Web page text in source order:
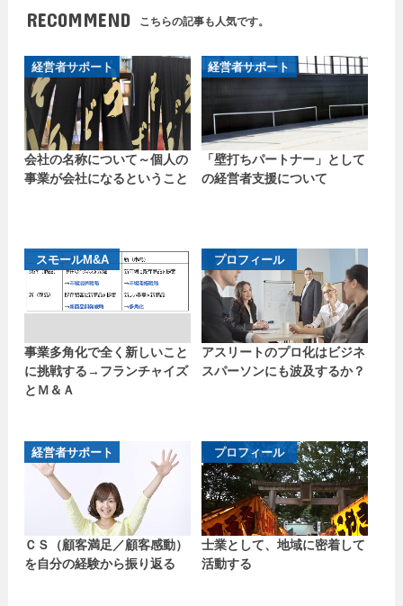
RECOMMEND こちらの記事も人気です。
経営者サポート
会社の名称について～個人の
事業が会社になるということ
経営者サポート
「壁打ちパートナー」として
の経営者支援について
スモールM&A
事業多角化で全く新しいこと
に挑戦する→フランチャイズ
とＭ＆Ａ
プロフィール
アスリートのプロ化はビジネ
スパーソンにも波及するか？
経営者サポート
ＣＳ（顧客満足／顧客感動）
を自分の経験から振り返る
プロフィール
士業として、地域に密着して
活動する